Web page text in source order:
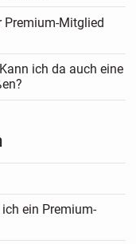
Premium-Mitglied
ich da auch eine
ein Premium-